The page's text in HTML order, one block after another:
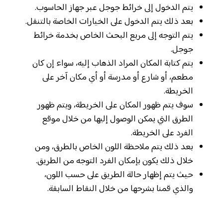
يتم الدخول إلى خرائط جوجل عبر جهاز الحاسوب.
بعد ذلك يتم الدخول على الخيارات الخاصة بالتنقل.
يتم التوجه إلى مربع البحث الخاص بخدمة خرائط
جوجل.
يتم كتابة المكان المراد الذهاب إليه، سواء إن كان
مطعم، أو شارع أو مدرسة أو أي مكان آخر على
الخريطة.
سوف يتم ظهور المكان على الخريطة، ويتم ظهور
الطرق التي يمكن الوصول إليها من خلال موقع
الفرد على الخريطة.
بعد ذلك يتم ملاحظة اللون الخاص بالطرق، ومن
خلال ذلك يكون بإمكان الفرد التوجه من الطريق.
حيث يتم إظهار حالة الطريق على حسب اللون،
والذي قمنا بشرحها من خلال النقاط السابقة.